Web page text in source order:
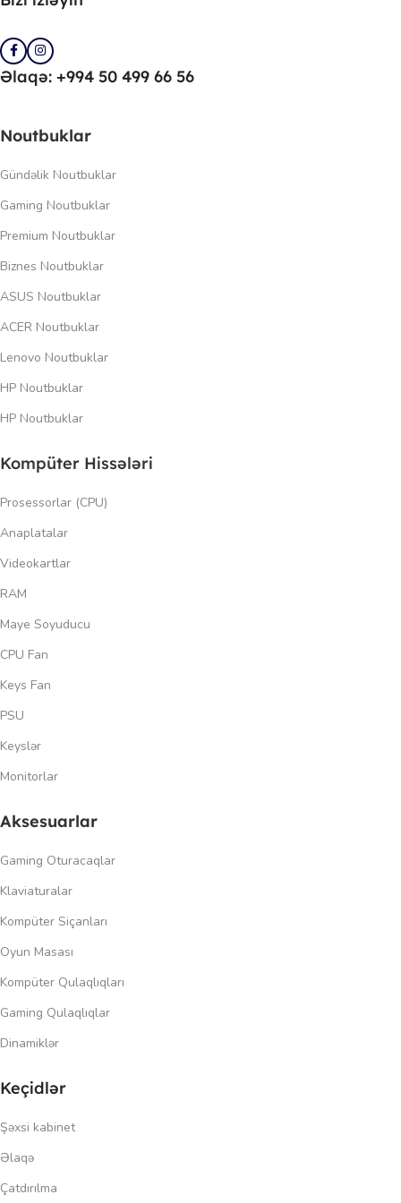
Əlaqə: +994 50 499 66 56
Noutbuklar
Gündəlik Noutbuklar
Gaming Noutbuklar
Premium Noutbuklar
Biznes Noutbuklar
ASUS Noutbuklar
ACER Noutbuklar
Lenovo Noutbuklar
HP Noutbuklar
HP Noutbuklar
Kompüter Hissələri
Prosessorlar (CPU)
Anaplatalar
Videokartlar
RAM
Maye Soyuducu
CPU Fan
Keys Fan
PSU
Keyslər
Monitorlar
Aksesuarlar
Gaming Oturacaqlar
Klaviaturalar
Kompüter Siçanları
Oyun Masası
Kompüter Qulaqlıqları
Gaming Qulaqlıqlar
Dinamiklər
Keçidlər
Şəxsi kabinet
Əlaqə
Çatdırılma